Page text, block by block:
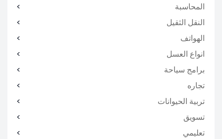
المحاسبة
النقل الثقيل
الهواتف
انواع العسل
برامج سياحة
تجاره
تربية الحيوانات
تسويق
تعليمي